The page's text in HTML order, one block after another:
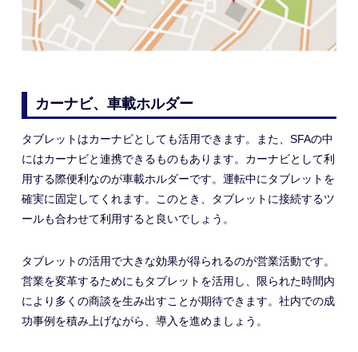
カーナビ、車載ホルダー
タブレットはカーナビとしても活用できます。また、SFAの中
にはカーナビと連携できるものもあります。カーナビとして利
用する際便利なのが車載ホルダーです。運転中にタブレットを
確実に固定してくれます。このとき、タブレットに接続するツ
ールも合わせて利用すると良いでしょう。
タブレットの活用で大きな効果が得られるのが営業活動です。
営業を変革するためにもタブレットを活用し、限られた時間内
により多くの商談を生み出すことが期待できます。社内での成
功事例を積み上げながら、導入を進めましょう。